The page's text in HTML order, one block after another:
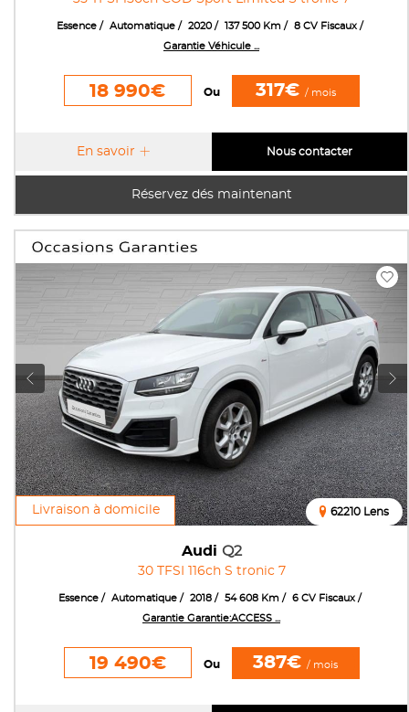
Essence Automatique 2020 137 500 Km
8 CV Fiscaux
Garantie Véhicule ...
18 990€ Ou 317€ / mois
Réservez dés maintenant
En savoir Nous contacter
Livraison à domicile
Audi Q2
30 TFSI 116ch S tronic 7
62210 Lens
Essence Automatique 2018 54 608 Km
6 CV Fiscaux
Garantie Garantie:ACCESS ...
19 490€ Ou 387€ / mois